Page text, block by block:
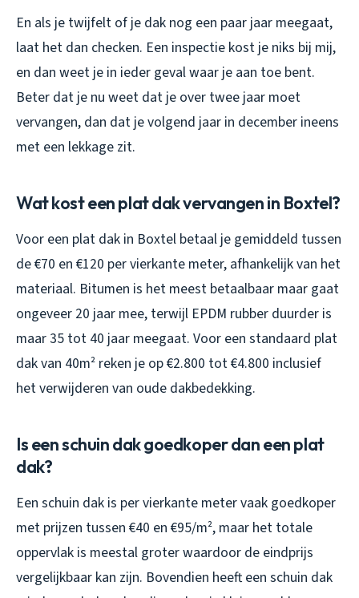
En als je twijfelt of je dak nog een paar jaar meegaat,
laat het dan checken. Een inspectie kost je niks bij mij,
en dan weet je in ieder geval waar je aan toe bent.
Beter dat je nu weet dat je over twee jaar moet
vervangen, dan dat je volgend jaar in december ineens
met een lekkage zit.
Wat kost een plat dak vervangen in Boxtel?
Voor een plat dak in Boxtel betaal je gemiddeld tussen
de €70 en €120 per vierkante meter, afhankelijk van het
materiaal. Bitumen is het meest betaalbaar maar gaat
ongeveer 20 jaar mee, terwijl EPDM rubber duurder is
maar 35 tot 40 jaar meegaat. Voor een standaard plat
dak van 40m² reken je op €2.800 tot €4.800 inclusief
het verwijderen van oude dakbedekking.
Is een schuin dak goedkoper dan een plat
dak?
Een schuin dak is per vierkante meter vaak goedkoper
met prijzen tussen €40 en €95/m², maar het totale
oppervlak is meestal groter waardoor de eindprijs
vergelijkbaar kan zijn. Bovendien heeft een schuin dak